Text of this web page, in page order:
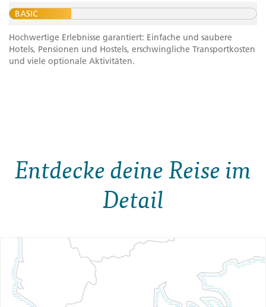
BASIC
Hochwertige Erlebnisse garantiert: Einfache und saubere
Hotels, Pensionen und Hostels, erschwingliche Transportkosten
und viele optionale Aktivitäten.
Entdecke deine Reise im
Detail